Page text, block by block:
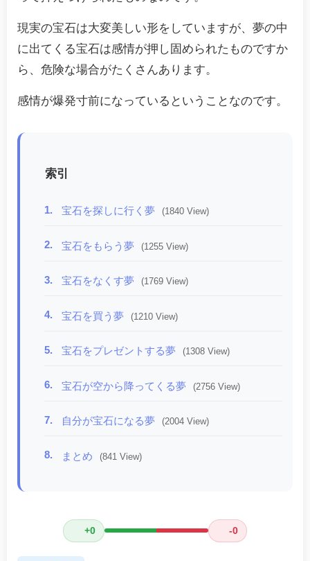
現実の宝石は大変美しい形をしていますが、夢の中
に出てくる宝石は感情が押し固められたものですか
ら、危険な場合がたくさんあります。
感情が爆発寸前になっているということなのです。
索引
1. 宝石を探しに行く夢 (1840 View)
2. 宝石をもらう夢 (1255 View)
3. 宝石をなくす夢 (1769 View)
4. 宝石を買う夢 (1210 View)
5. 宝石をプレゼントする夢 (1308 View)
6. 宝石が空から降ってくる夢 (2756 View)
7. 自分が宝石になる夢 (2004 View)
8. まとめ (841 View)
+0 -0